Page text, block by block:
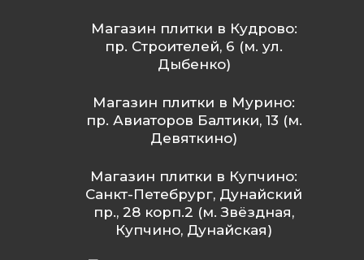
Магазин плитки в Кудрово:
пр. Строителей, 6 (м. ул.
Дыбенко)
Магазин плитки в Мурино:
пр. Авиаторов Балтики, 13 (м.
Девяткино)
Магазин плитки в Купчино:
Санкт-Петебрург, Дунайский
пр., 28 корп.2 (м. Звёздная,
Купчино, Дунайская)